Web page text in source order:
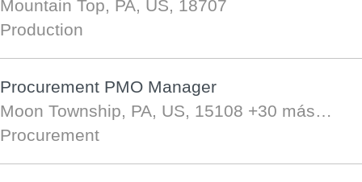
Mountain Top, PA, US, 18707
Production
Procurement PMO Manager
Moon Township, PA, US, 15108 +30 más…
Procurement